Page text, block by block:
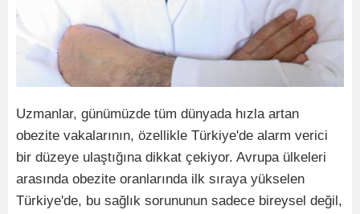
Uzmanlar, günümüzde tüm dünyada hızla artan
obezite vakalarının, özellikle Türkiye'de alarm verici
bir düzeye ulaştığına dikkat çekiyor. Avrupa ülkeleri
arasında obezite oranlarında ilk sıraya yükselen
Türkiye'de, bu sağlık sorununun sadece bireysel değil,